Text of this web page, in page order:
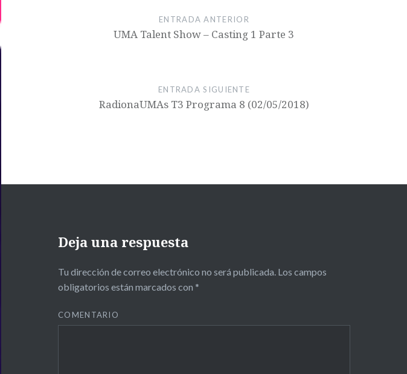
comutopíaradio
tv
umatalentshow
ENTRADA ANTERIOR
UMA Talent Show – Casting 1 Parte 3
ENTRADA SIGUIENTE
RadionaUMAs T3 Programa 8 (02/05/2018)
Deja una respuesta
Tu dirección de correo electrónico no será publicada. Los campos
obligatorios están marcados con *
COMENTARIO